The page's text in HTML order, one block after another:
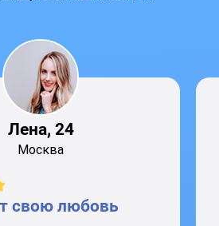
Лена, 24
Москва
свою любовь